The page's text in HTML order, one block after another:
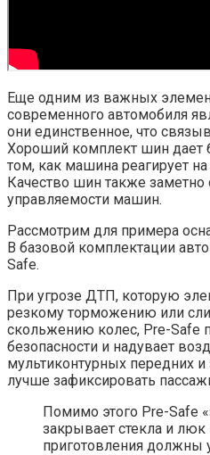
Еще одним из важных
современного автомобиля
они единственное, что
Хороший комплект шин дает
том, как машина реагирует
Качество шин также заметно
управляемости машин.
Рассмотрим для примера
В базовой комплектации
Safe.
При угрозе ДТП, которую
резкому торможению или
скольжению колес, Pre-Safe
безопасности и надувает
мультиконтурных передних и
лучше зафиксировать
Помимо этого Pre-Safe
закрывает стекла и
приготовления должны